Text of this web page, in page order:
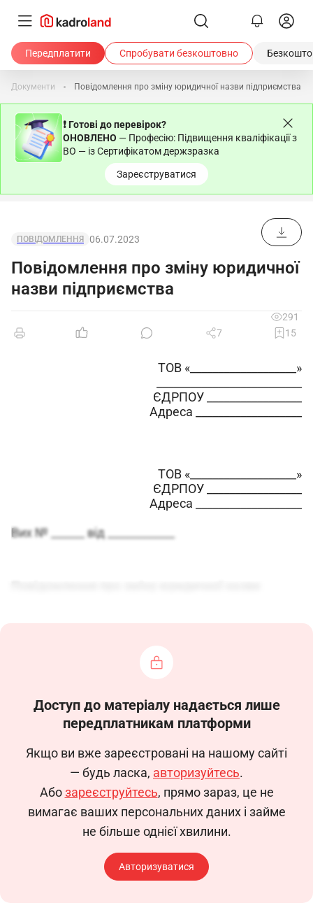
Передплатити Спробувати безкоштовно
Документи Повідомлення про зміну юридичної назви підприємства
❗ Готові до перевірок?
ОНОВЛЕНО — Професію: Підвищення кваліфікації з
ВО — із Сертифікатом держзразка
Зареєструватися
ПОВІДОМЛЕННЯ 06.07.2023
Повідомлення про зміну юридичної
назви підприємства
291
7
15
ТОВ «___________________»
ЄДРПОУ _________________
Адреса ___________________
ТОВ «___________________»
ЄДРПОУ _________________
Адреса ___________________
Вих № ______ від ____________
року Товариство з обмеженою відповідальністю
обмеженою відповідальністю «_________________».
Зазначені зміни в найменуванні було
юридичних осіб та фізичних осіб – підприємців у
встановленому Законом порядку, що
підтверджується Витягом із зазначеного
реєстру від __________ 20__ року.
Товариство з обмеженою відповідальністю
«______________» є правонаступником всіх прав та
обов’язків Товариства з обмеженою
Доступ до матеріалу надається лише
передплатникам платформи
Якщо ви вже зареєстровані на нашому сайті
— будь ласка, авторизуйтесь.
Абозареєструйтесь, прямо зараз, це не
вимагає ваших персональних даних і займе
не більше однієї хвилини.
Авторизуватися